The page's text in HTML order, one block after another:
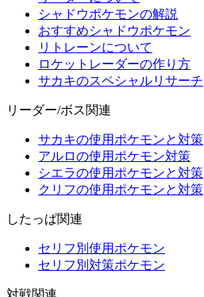
シャドウポケモンの解説
おすすめシャドウポケモン
リトレーンについて
ロケットレーダーの作り方
サカキのスペシャルリサーチ
リーダー/ボス関連
サカキの使用ポケモンと対策
アルロの使用ポケモン対策
シエラの使用ポケモンと対策
クリフの使用ポケモンと対策
したっぱ関連
セリフ別使用ポケモン
セリフ別対策ポケモン
対戦関連